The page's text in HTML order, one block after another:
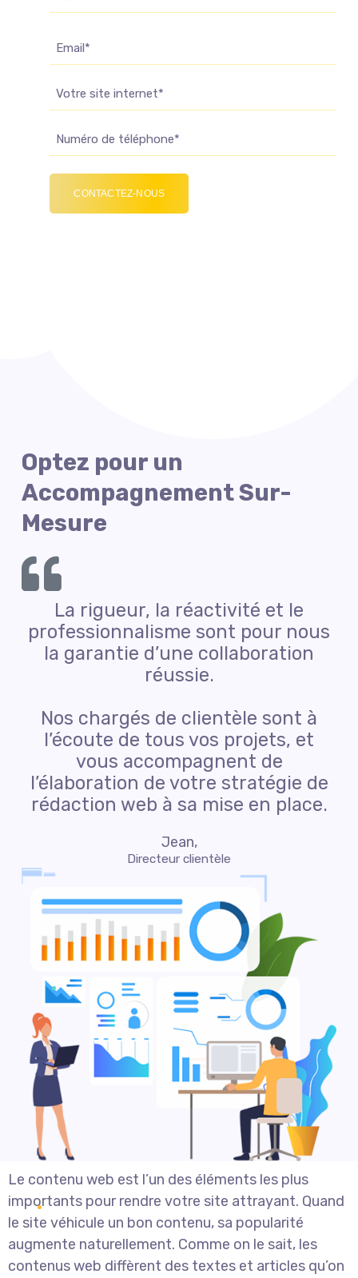
(Nécessaire)
E-
mail
Site
Web
Téléphone
Optez pour un
Accompagnement Sur-
Mesure
La rigueur, la réactivité et le
professionnalisme sont pour nous
la garantie d’une collaboration
réussie.
Nos chargés de clientèle sont à
l’écoute de tous vos projets, et
vous accompagnent de
l’élaboration de votre stratégie de
rédaction web à sa mise en place.
Jean,
Directeur clientèle
Le contenu web est l’un des éléments les plus
importants pour rendre votre site attrayant. Quand
le site véhicule un bon contenu, sa popularité
augmente naturellement. Comme on le sait, les
contenus web diffèrent des textes et articles qu’on